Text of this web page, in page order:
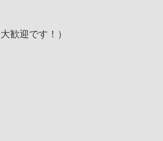
迎です！）